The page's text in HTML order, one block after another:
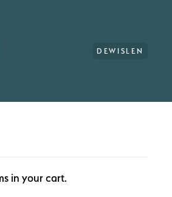
DEWISLEN
in your cart.